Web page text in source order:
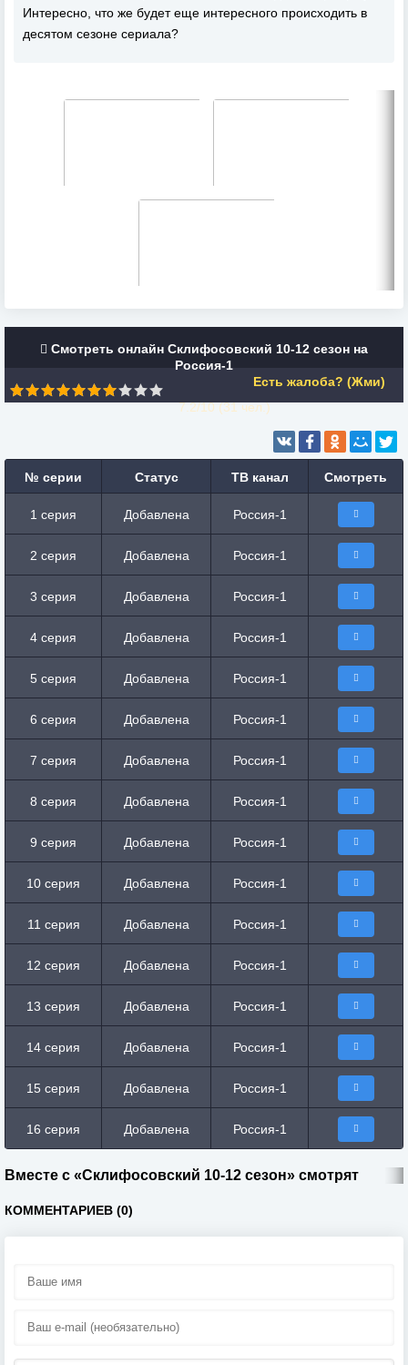
Интересно, что же будет еще интересного происходить в
десятом сезоне сериала?
Смотреть онлайн Склифосовский 10-12 сезон на
Россия-1
Есть жалоба? (Жми)
7.2/10 (31чел.)
№ серии Статус ТВ канал Смотреть
1 серия Добавлена Россия-1
2 серия Добавлена Россия-1
3 серия Добавлена Россия-1
4 серия Добавлена Россия-1
5 серия Добавлена Россия-1
6 серия Добавлена Россия-1
7 серия Добавлена Россия-1
8 серия Добавлена Россия-1
9 серия Добавлена Россия-1
10 серия Добавлена Россия-1
11 серия Добавлена Россия-1
12 серия Добавлена Россия-1
13 серия Добавлена Россия-1
14 серия Добавлена Россия-1
15 серия Добавлена Россия-1
16 серия Добавлена Россия-1
Вместе с «Склифосовский 10-12 сезон» смотрят
КОММЕНТАРИЕВ (0)